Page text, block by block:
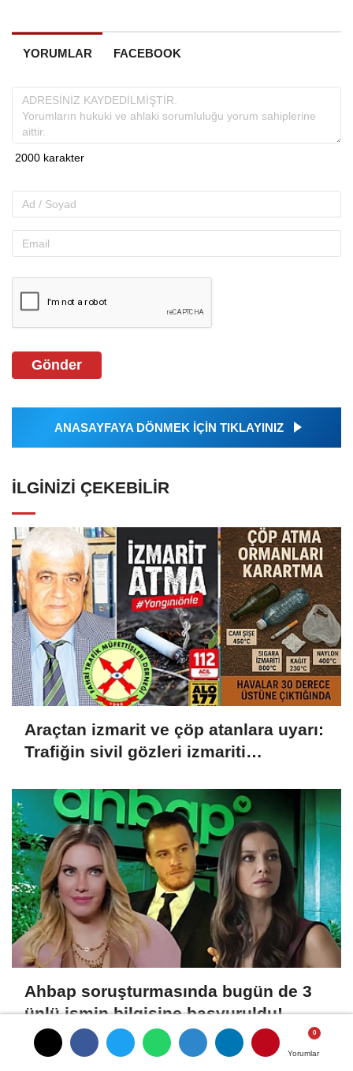
Yorumlar
Yorumlar
YORUMLAR FACEBOOK
Gönder
ANASAYFAYA DÖNMEK İÇİN TIKLAYINIZ
İLGINIZI ÇEKEBILIR
Araçtan izmarit ve çöp atanlara uyarı:
Trafiğin sivil gözleri izmariti
Ahbap soruşturmasında bugün de 3
ünlü ismin bilgisine başvuruldu!